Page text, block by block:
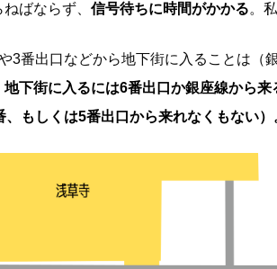
ばならず、 信号待ちに時間がかかる。
3番出口などから地下街に入ることは（
地下街に入るには6番出口か銀座線から
、もしくは5番出口から来れなくもない）